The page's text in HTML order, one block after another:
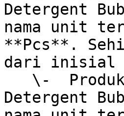
Detergent
nama unit
**Pcs**.
dari inisial
Detergent